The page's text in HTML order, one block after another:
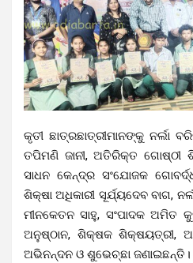
କୃତୀ ଛାତ୍ରଛାତ୍ରୀମାନଙ୍କୁ ନର୍ଲା
ତପିମଣି ଜାନୀ, ଅତିରିକ୍ତ ଗୋଷ୍ଠୀ
ସାଧନ କେନ୍ଦ୍ର ସଂଯୋଜକ
ଶିକ୍ଷା ଅଧିକାରୀ ସୂର୍ଯ୍ୟଦେବ ବାଗ,
ମୀନକେତନ ସାହୁ, ସଂପାଦକ ଅମିତ
ଅନୁଷ୍ଠାନ, ଶିକ୍ଷକ ଶିକ୍ଷୟତ୍ରୀ,
ଅଭିନନ୍ଦନ ଓ ଶୁଭେଚ୍ଛା ଜଣାଇଛନ୍ତି।